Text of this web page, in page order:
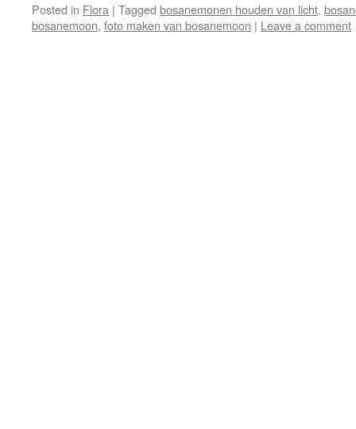
Posted in Flora | Tagged bosanemonen houden van licht,
bosanemoon, foto maken van bosanemoon | Leave a comment